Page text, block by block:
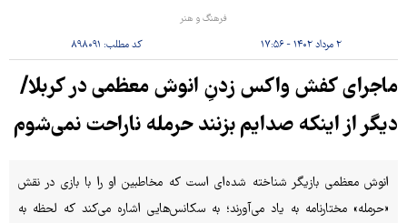
فرهنگ و هنر
۲ مرداد ۱۴۰۲ - ۱۷:۵۶ کد مطلب: ۸۹۸۰۹۱
ماجرای کفش واکس زدنِ انوش معظمی در کربلا/
دیگر از اینکه صدایم بزنند حرمله ناراحت نمی‌شوم
انوش معظمی بازیگر شناخته شده‌ای است که مخاطبین او را با بازی در نقش
«حرمله» مختارنامه به یاد می‌آورند؛ به سکانس‌هایی اشاره می‌کند که لحظه به